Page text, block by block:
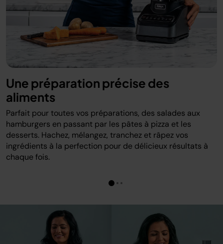
Une préparation précise des
aliments
Parfait pour toutes vos préparations, des salades aux
hamburgers en passant par les pâtes à pizza et les
desserts. Hachez, mélangez, tranchez et râpez vos
ingrédients à la perfection pour de délicieux résultats à
chaque fois.